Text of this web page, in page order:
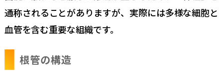
通称されることがありますが、実際には多様な細胞と
血管を含む重要な組織です。
根管の構造